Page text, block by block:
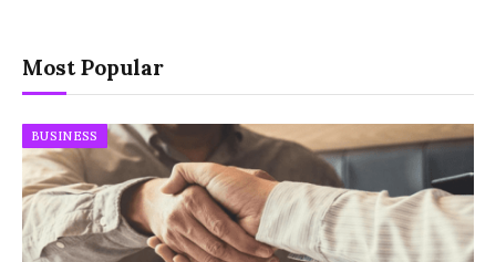
Most Popular
BUSINESS